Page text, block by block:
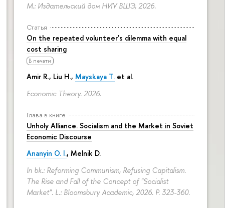
М.: Издательский дом НИУ ВШЭ, 2026.
Статья
On the repeated volunteer's dilemma with equal
cost sharing
В печати
Amir R., Liu H., Mayskaya T. et al.
Economic Theory. 2026.
Глава в книге
Unholy Alliance. Socialism and the Market in Soviet
Economic Discourse
Ananyin O. I., Melnik D.
In bk.: Reforming Communism, Refusing Capitalism.
The Rise and Fall of the Concept of "Socialist
Market". L.: Bloomsbury Academic, 2026. P. 323-360.